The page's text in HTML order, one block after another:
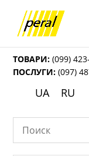
ТОВАРИ: (099)
ПОСЛУГИ: (097)
UA RU